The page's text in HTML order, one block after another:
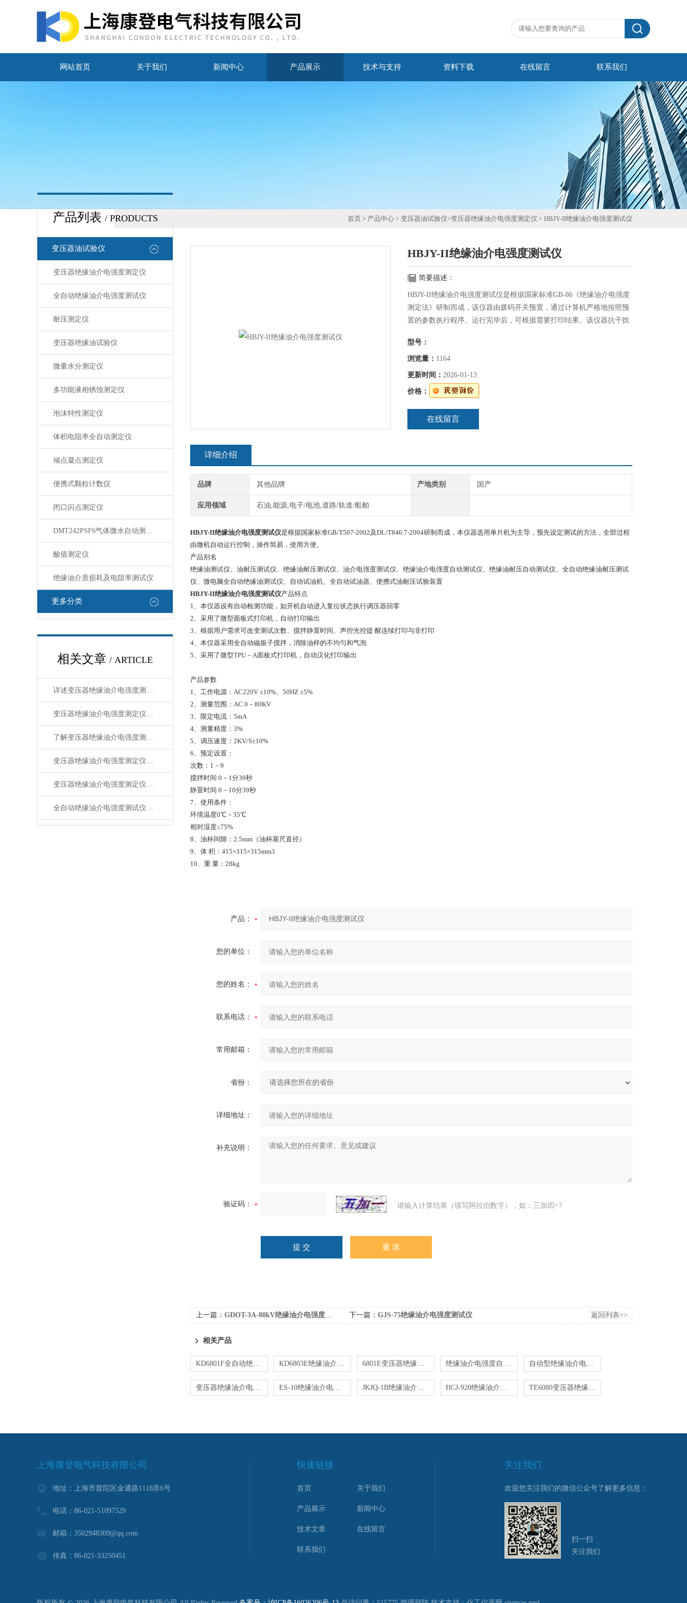
网站首页 关于我们 新闻中心 产品展示 技术与支持 资料下载 在线留言 联系我们
产品列表 / PRODUCTS
变压器油试验仪
变压器绝缘油介电强度测定仪
全自动绝缘油介电强度测试仪
耐压测定仪
变压器绝缘油试验仪
微量水分测定仪
多功能液相锈蚀测定仪
泡沫特性测定仪
体积电阻率全自动测定仪
倾点凝点测定仪
便携式颗粒计数仪
闭口闪点测定仪
DMT242PSF6气体微水自动测定仪
酸值测定仪
绝缘油介质损耗及电阻率测试仪
更多分类
相关文章 / ARTICLE
详述变压器绝缘油介电强度测定仪各部件的功能特性及应用意义
变压器绝缘油介电强度测定仪规范操作方法深度解析与分享
了解变压器绝缘油介电强度测定仪各组成部件功能特点才能更好的使用它
变压器绝缘油介电强度测定仪：技术与应用解析
变压器绝缘油介电强度测定仪的神奇之处
全自动绝缘油介电强度测试仪参数
首页 > 产品中心 > 变压器油试验仪>变压器绝缘油介电强度测定仪 > HBJY-II绝缘油介电强度测试仪
HBJY-II绝缘油介电强度测试仪
简要描述：
HBJY-II绝缘油介电强度测试仪是根据国家标准GB-86《绝缘油介电强度
测定法》研制而成，该仪器由拨码开关预置，通过计算机严格地按照预
置的参数执行程序。运行完毕后，可根据需要打印结果。该仪器抗干扰
型号：
浏览量： 1164
更新时间： 2026-01-13
价格：
在线留言
详细介绍
品牌 其他品牌 产地类别 国产
应用领域 石油,能源,电子/电池,道路/轨道/船舶
HBJY-II绝缘油介电强度测试仪是根据国家标准GB/T507-2002及DL/T846.7-2004研制而成，本仪器选用单片机为主导，预先设定测试的方法，全部过程
由微机自动运行控制，操作简易，使用方便。
产品别名
绝缘油测试仪、油耐压测试仪、绝缘油耐压测试仪、油介电强度测试仪、绝缘油介电强度自动测试仪、绝缘油耐压自动测试仪、全自动绝缘油耐压测试
仪、微电脑全自动绝缘油测试仪、自动试油机、全自动试油器、便携式油耐压试验装置
HBJY-II绝缘油介电强度测试仪产品特点
1、本仪器设有自动检测功能，如开机自动进入复位状态执行调压器回零
2、采用了微型面板式打印机，自动打印输出
3、根据用户需求可改变测试次数、搅拌静置时间、声控光控提 醒连续打印与非打印
4、本仪器采用全自动磁振子搅拌，消除油样的不均匀和气泡
5、采用了微型TPU－A面板式打印机，自动汉化打印输出
产品参数
1、工作电源：AC220V ±10%、50HZ ±5%
2、测量范围：AC 0－80KV
3、限定电流：5mA
4、测量精度：3%
5、调压速度：2KV/S±10%
6、预定设置：
次数：1－9
搅拌时间 0－1分39秒
静置时间 0－10分39秒
7、使用条件：
环境温度0℃－35℃
相对湿度≤75%
8、油杯间隙：2.5mm（油杯塞尺直径）
9、体 积：415×315×315mm3
10、重 量：28kg
产品：
您的单位：
您的姓名：
联系电话：
常用邮箱：
省份：
详细地址：
补充说明：
验证码： 请输入计算结果（填写阿拉伯数字），如：三加四=7
上一篇： GDOT-3A-80kV绝缘油介电强度测试仪 下一篇： GJS-75绝缘油介电强度测试仪 返回列表>>
相关产品
KD6801F全自动绝缘油介电强度测试仪 KD6803E绝缘油介电强度测试仪 6801E变压器绝缘油介电强度测定仪 绝缘油介电强度自动测试仪 自动型绝缘油介电强度测定仪
变压器绝缘油介电强度测定仪(测定仪) ES-10绝缘油介电强度测试仪 JKJQ-1B绝缘油介电强度测试仪 HCJ-920绝缘油介电强度测试仪 TE6080变压器绝缘油介电强度测定仪
上海康登电气科技有限公司
地址：上海市普陀区金通路1118弄6号
电话：86-021-51097529
邮箱：3502948309@qq.com
传真：86-021-33250451
快速链接
首页 关于我们
产品展示 新闻中心
技术文章 在线留言
联系我们
关注我们
欢迎您关注我们的微信公众号了解更多信息：
扫一扫
关注我们